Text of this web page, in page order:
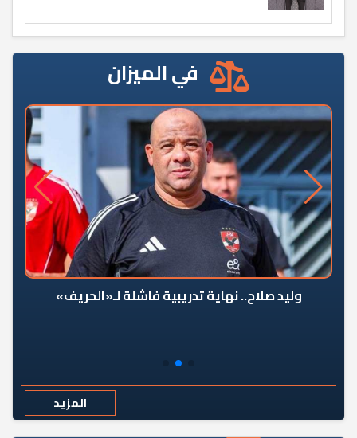
في الميزان
وليد صلاح.. نهاية تدريبية فاشلة لـ«الحريف»
المزيد